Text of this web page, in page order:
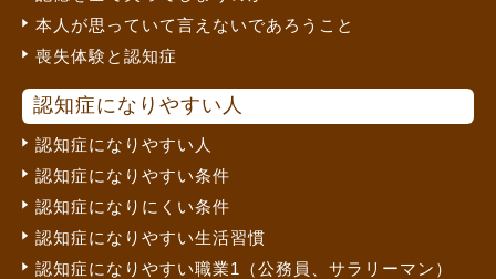
本人が思っていて言えないであろうこと
喪失体験と認知症
認知症になりやすい人
認知症になりやすい人
認知症になりやすい条件
認知症になりにくい条件
認知症になりやすい生活習慣
認知症になりやすい職業1（公務員、サラリーマン）